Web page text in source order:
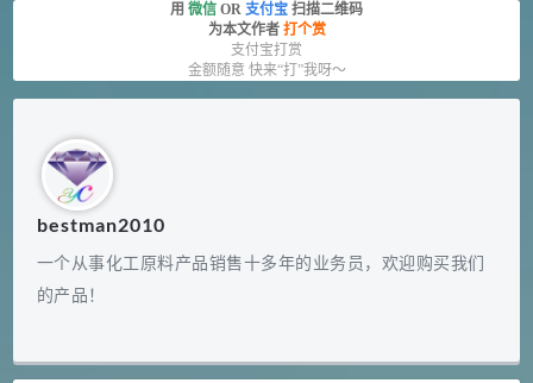
用 微信 OR 支付宝 扫描二维码
为本文作者 打个赏
支付宝打赏
金额随意 快来“打”我呀～
bestman2010
一个从事化工原料产品销售十多年的业务员，欢迎购买我们
的产品！